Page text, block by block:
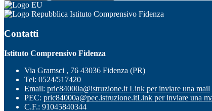
Istituto Comprensivo Fidenza
Contatti
Istituto Comprensivo Fidenza
Via Gramsci , 76 43036 Fidenza (PR)
Tel: 0524/517420
Email: pric84000a@istruzione.it Link per inviare una mail
PEC: pric84000a@pec.istruzione.itLink per inviare una
C.F.: 91045840344